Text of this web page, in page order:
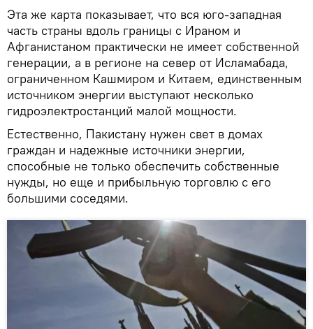
Эта же карта показывает, что вся юго-западная
часть страны вдоль границы с Ираном и
Афганистаном практически не имеет собственной
генерации, а в регионе на север от Исламабада,
ограниченном Кашмиром и Китаем, единственным
источником энергии выступают несколько
гидроэлектростанций малой мощности.
Естественно, Пакистану нужен свет в домах
граждан и надежные источники энергии,
способные не только обеспечить собственные
нужды, но еще и прибыльную торговлю с его
большими соседями.